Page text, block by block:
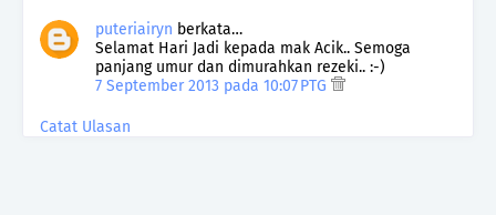
puteriairyn berkata…
Selamat Hari Jadi kepada mak Acik.. Semoga
panjang umur dan dimurahkan rezeki.. :-)
7 September 2013 pada 10:07 PTG
Catat Ulasan